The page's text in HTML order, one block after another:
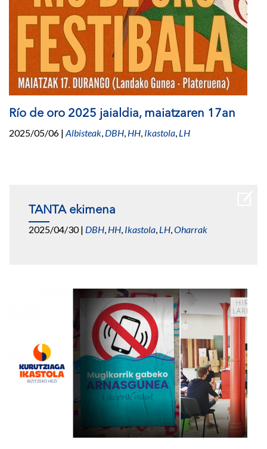
Río de oro 2025 jaialdia, maiatzaren 17an
2025/05/06 | Albisteak, DBH, HH, Ikastola, LH
TANTA ekimena
2025/04/30| DBH, HH, Ikastola, LH,Oharrak